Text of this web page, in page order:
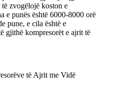
zvogëlojë koston e
e punës është 6000-8000 orë
pune, e cila është e
gjithë kompresorët e ajrit të